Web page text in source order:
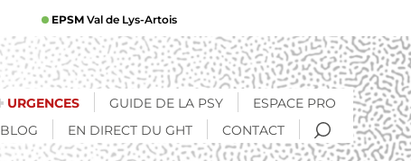
EPSM Val de Lys-Artois
URGENCES GUIDE DE LA PSY
ESPACE PRO
BLOG
EN DIRECT DU GHT CONTACT RECHERCHE